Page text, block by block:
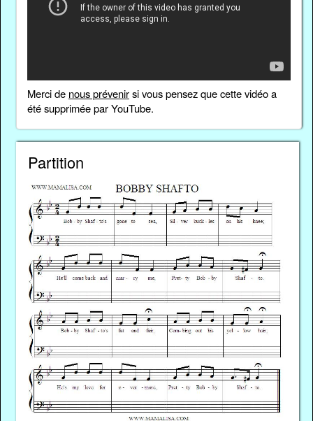
Merci de nous prévenirsi vous pensez que cette vidéo a
été supprimée par YouTube.
Partition